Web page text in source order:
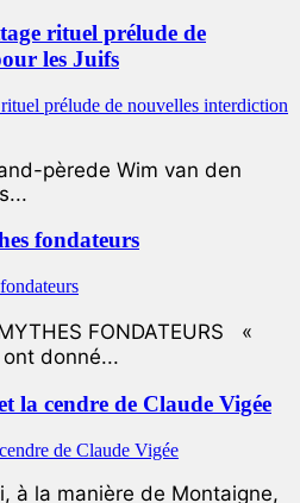
rituel prélude de
les Juifs
pèrede Wim van den
fondateurs
FONDATEURS «
donné...
cendre de Claude Vigée
à la manière de Montaigne,